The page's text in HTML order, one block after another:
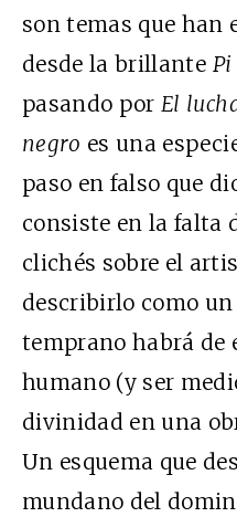
son temas que han
desde la brillante Pi
pasando porEl
negro es una
paso en falso que
consiste en la falta
clichés sobre el
describirlo como
temprano habrá de
humano (y ser
divinidad en una
Un esquema que
mundano del